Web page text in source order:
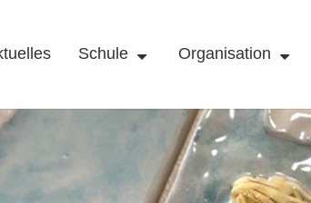
Schule Organisation